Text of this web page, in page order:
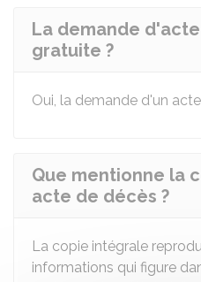
La demande
gratuite ?
Oui, la demande d'un
Que mentionne la
acte de décès ?
La copie intégrale
informations qui figure